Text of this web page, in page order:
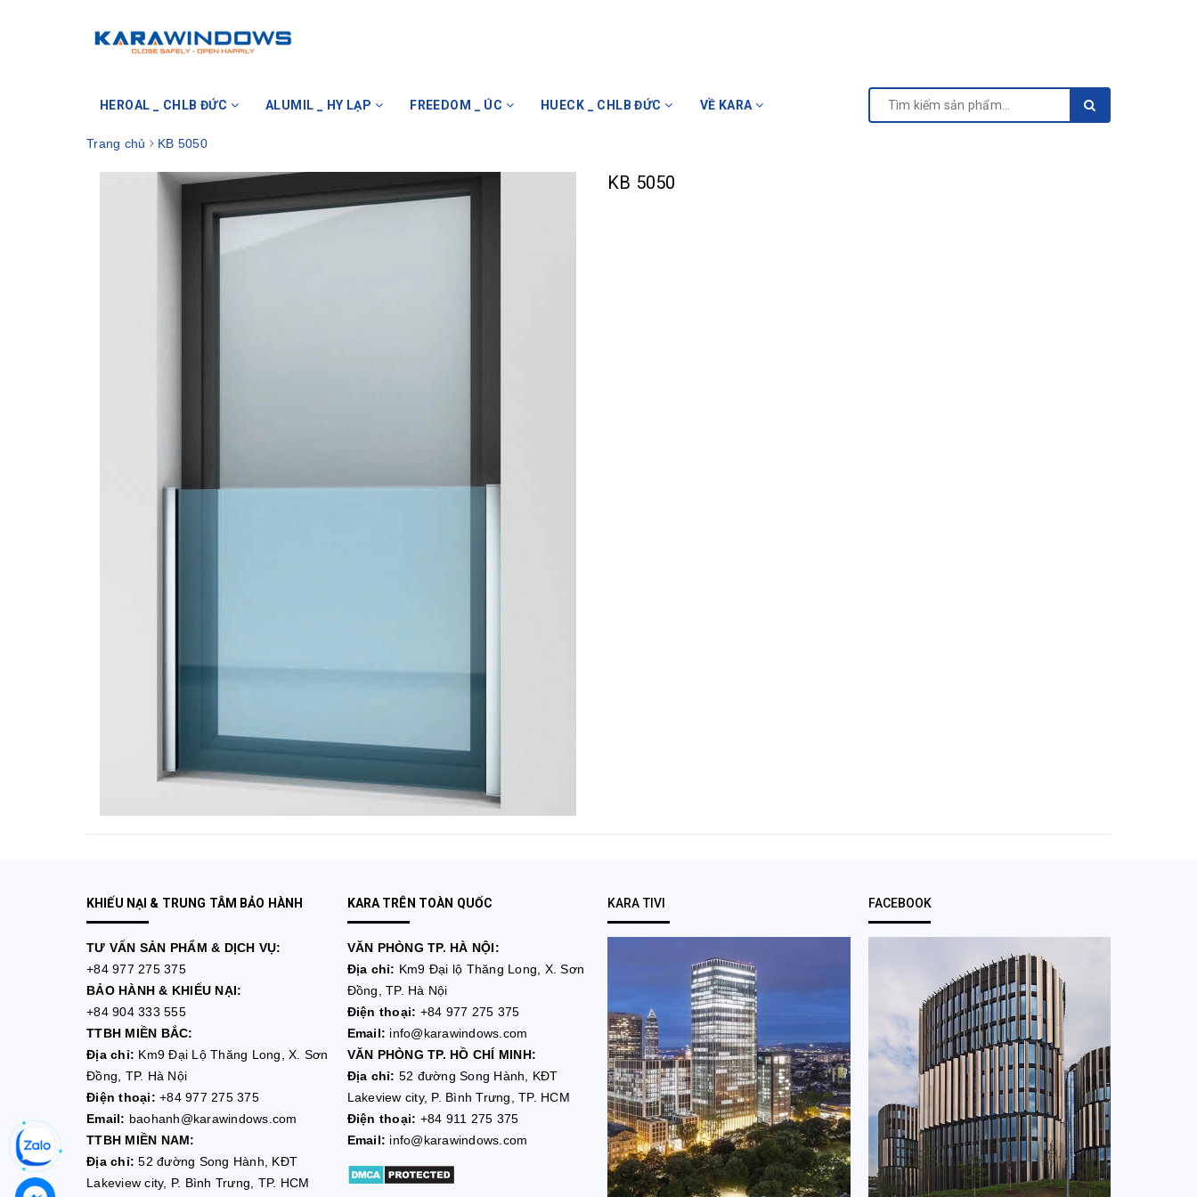
HEROAL _ CHLB ĐỨC ALUMIL _ HY LẠP FREEDOM _ ÚC HUECK _ CHLB ĐỨC VỀ KARA
Trang chủ KB 5050
KB 5050
KHIẾU NẠI & TRUNG TÂM BẢO HÀNH
TƯ VẤN SẢN PHẨM & DỊCH VỤ:
+84 977 275 375
BẢO HÀNH & KHIẾU NẠI:
+84 904 333 555
TTBH MIỀN BẮC:
Địa chỉ: Km9 Đại Lộ Thăng Long, X. Sơn
Đồng, TP. Hà Nội
Điện thoại: +84 977 275 375
Email: baohanh@karawindows.com
TTBH MIỀN NAM:
Địa chỉ: 52 đường Song Hành, KĐT
Lakeview city, P. Bình Trưng, TP. HCM
KARA TRÊN TOÀN QUỐC
VĂN PHÒNG TP. HÀ NỘI:
Địa chỉ: Km9 Đại lộ Thăng Long, X. Sơn
Đồng, TP. Hà Nội
Điện thoại: +84 977 275 375
Email: info@karawindows.com
VĂN PHÒNG TP. HỒ CHÍ MINH:
Địa chỉ: 52 đường Song Hành, KĐT
Lakeview city, P. Bình Trưng, TP. HCM
Điện thoại: +84 911 275 375
Email: info@karawindows.com
KARA TIVI FACEBOOK